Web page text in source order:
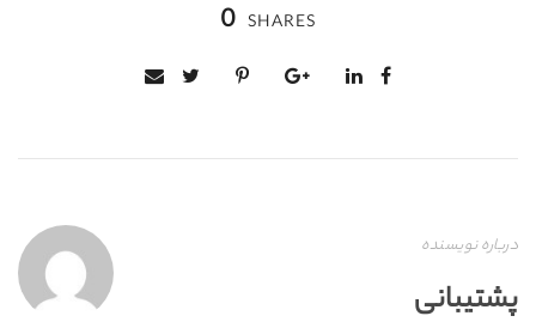
0 SHARES
درباره نویسنده
پشتیبانی